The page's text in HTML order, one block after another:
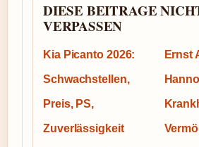
DIESE BEITRAGE
VERPASSEN
Kia Picanto 2026:
Schwachstellen,
Preis, PS,
Zuverlässigkeit
Ernst